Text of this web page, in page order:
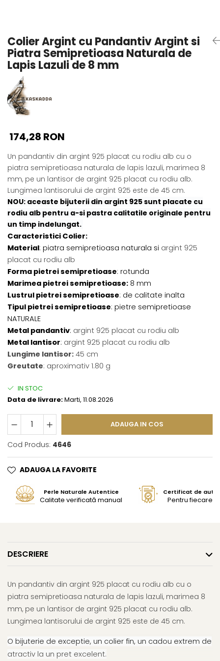
Pandantive cu Perle
Brose cu Perle
Colier Argint cu Pandantiv Argint si
Piatra Semipretioasa Naturala de
Lapis Lazuli de 8 mm
174,28 RON
Un pandantiv din argint 925 placat cu rodiu alb cu o
piatra semipretioasa naturala de lapis lazuli, marimea 8
mm, pe un lantisor de argint 925 placat cu rodiu alb.
Lungimea lantisorului de argint 925 este de 45 cm.
NOU: aceaste bijuterii din argint 925 sunt placate cu
rodiu alb pentru a-si pastra calitatile originale pentru
un timp indelungat.
Caracteristici Colier:
Material: piatra semipretioasa naturala si argint 925
placat cu rodiu alb
Forma pietrei semipretioase: rotunda
Marimea pietrei semipretioase: 8 mm
Lustrul pietrei semipretioase: de calitate inalta
Tipul pietrei semipretioase: pietre semipretioase
NATURALE
Metal pandantiv: argint 925 placat cu rodiu alb
Metal lantisor: argint 925 placat cu rodiu alb
Lungime lantisor: 45 cm
Greutate: aproximativ 1.80 g
IN STOC
Data de livrare:Marti, 11.08.2026
ADAUGA IN COS
Cod Produs: 4646
ADAUGA LA FAVORITE
Perle Naturale Autentice
Calitate verificată manual
Certificat de
Pentru fiecare
DESCRIERE
Un pandantiv din argint 925 placat cu rodiu alb cu o
piatra semipretioasa naturala de lapis lazuli, marimea 8
mm, pe un lantisor de argint 925 placat cu rodiu alb.
Lungimea lantisorului de argint 925 este de 45 cm.
O bijuterie de exceptie, un colier fin, un cadou extrem de
atractiv la un pret excelent.